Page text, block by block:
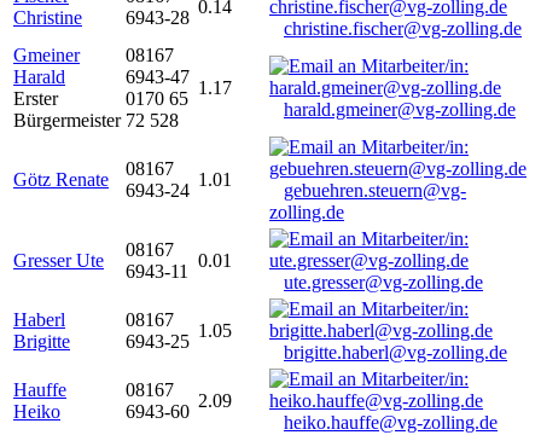
Christine
6943-28
0.14
christine.fischer@vg-zolling.de
Gmeiner
Harald
Erster
Bürgermeister
08167
6943-47
0170 65
72 528
1.17
harald.gmeiner@vg-zolling.de
Götz Renate
08167
6943-24
1.01
gebuehren.steuern@vg-
zolling.de
Gresser Ute
08167
6943-11
0.01
ute.gresser@vg-zolling.de
Haberl
Brigitte
08167
6943-25
1.05
brigitte.haberl@vg-zolling.de
Hauffe
Heiko
08167
6943-60
2.09
heiko.hauffe@vg-zolling.de